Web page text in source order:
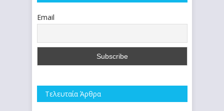
Email
Τελευταία Άρθρα